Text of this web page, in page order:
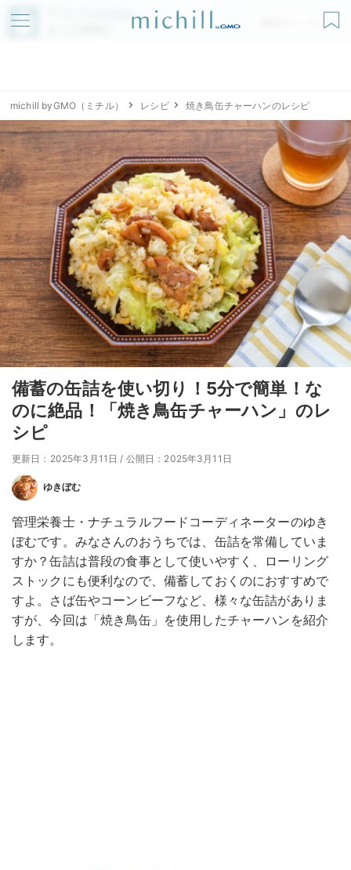
アプリでmichillが
無料ダウンロード
michill byGMO（ミチル） レシピ 焼き鳥缶チャーハンのレシピ
備蓄の缶詰を使い切り！5分で簡単！な
のに絶品！「焼き鳥缶チャーハン」のレ
シピ
更新日：2025年3月11日 / 公開日：2025年3月11日
ゆきぼむ
管理栄養士・ナチュラルフードコーディネーターのゆき
ぼむです。みなさんのおうちでは、缶詰を常備していま
すか？缶詰は普段の食事として使いやすく、ローリング
ストックにも便利なので、備蓄しておくのにおすすめで
すよ。さば缶やコーンビーフなど、様々な缶詰がありま
すが、今回は「焼き鳥缶」を使用したチャーハンを紹介
します。